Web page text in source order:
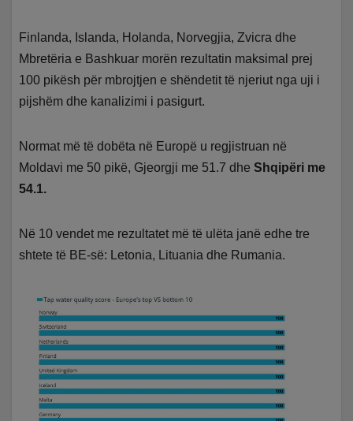
Finlanda, Islanda, Holanda, Norvegjia, Zvicra dhe
Mbretëria e Bashkuar morën rezultatin maksimal prej
100 pikësh për mbrojtjen e shëndetit të njeriut nga uji i
pijshëm dhe kanalizimi i pasigurt.
Normat më të dobëta në Europë u regjistruan në
Moldavi me 50 pikë, Gjeorgji me 51.7 dheShqipëri me
54.1.
Në 10 vendet me rezultatet më të ulëta janë edhe tre
shtete të BE-së: Letonia, Lituania dhe Rumania.